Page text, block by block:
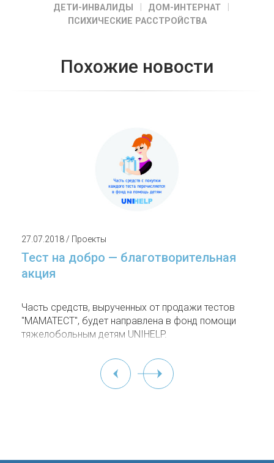
ДЕТИ-ИНВАЛИДЫ
ДОМ-ИНТЕРНАТ
ПСИХИЧЕСКИЕ РАССТРОЙСТВА
Похожие новости
27.07.2018 / Проекты
Тест на добро — благотворительная
акция
Часть средств, вырученных от продажи тестов
"МАМАТЕСТ", будет направлена в фонд помощи
тяжелобольным детям UNIHELP.